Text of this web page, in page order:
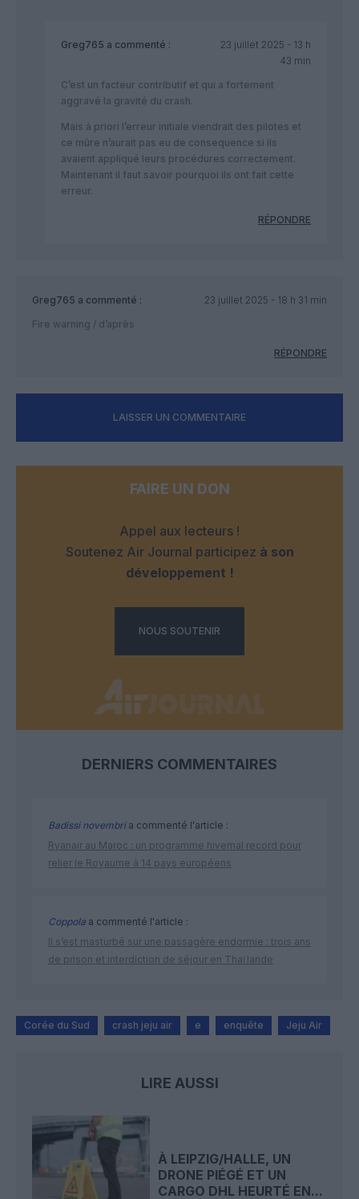
Greg765 a commenté :
23 juillet 2025 - 13 h
43 min
C’est un facteur contributif et qui a fortement
aggravé la gravité du crash.
Mais à priori l’erreur initiale viendrait des pilotes et
ce mûre n’aurait pas eu de consequence si ils
avaient appliqué leurs procédures correctement.
Maintenant il faut savoir pourquoi ils ont fait cette
erreur.
RÉPONDRE
Greg765 a commenté :
23 juillet 2025 - 18 h 31 min
Fire warning / d’après
RÉPONDRE
LAISSER UN COMMENTAIRE
FAIRE UN DON
Appel aux lecteurs !
Soutenez Air Journal participez à son
développement !
NOUS SOUTENIR
DERNIERS COMMENTAIRES
Badissi novembria commenté l'article :
Ryanair au Maroc : un programme hivernal record pour
relier le Royaume à 14 pays européens
Coppola a commenté l'article :
Il s’est masturbé sur une passagère endormie : trois ans
de prison et interdiction de séjour en Thaïlande
Corée du Sud crash jeju air e enquête Jeju Air
LIRE AUSSI
À LEIPZIG/HALLE, UN
DRONE PIÉGÉ ET UN
CARGO DHL HEURTÉ EN...